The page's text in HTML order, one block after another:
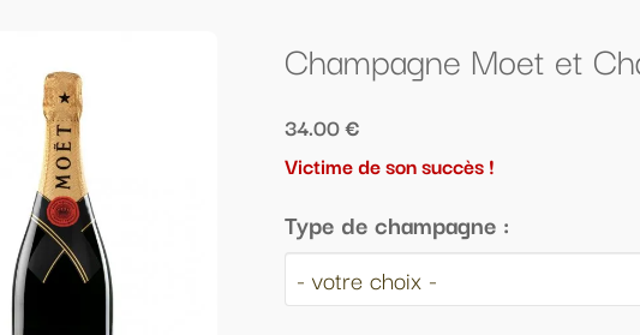
Champagne Moet et Chandon brut ou rosé
34.00 €
Victime de son succès !
Type de champagne :